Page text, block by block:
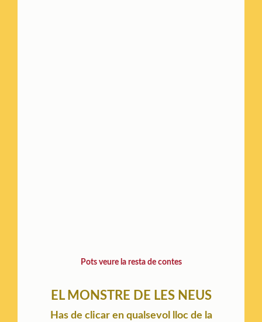
Pots veure la resta de contes
EL MONSTRE DE LES NEUS
Has de clicar en qualsevol lloc de la